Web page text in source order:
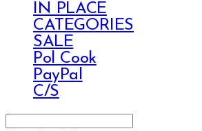
IN PLACE
CATEGORIES
SALE
Pol Cook
PayPal
C/S